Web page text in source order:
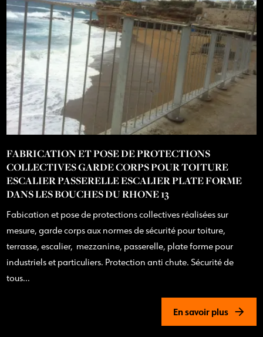
FABRICATION ET POSE DE PROTECTIONS
COLLECTIVES GARDE CORPS POUR TOITURE
ESCALIER PASSERELLE ESCALIER PLATE FORME
DANS LES BOUCHES DU RHONE 13
Fabication et pose de protections collectives réalisées sur
mesure, garde corps aux normes de sécurité pour toiture,
terrasse, escalier, mezzanine, passerelle, plate forme pour
industriels et particuliers. Protection anti chute. Sécurité de
tous...
En savoir plus